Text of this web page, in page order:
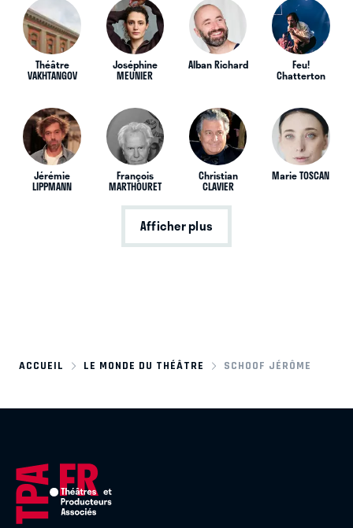
Théâtre
VAKHTANGOV
Joséphine
MEUNIER
Alban Richard Feu!
Chatterton
Jérémie
LIPPMANN
François
MARTHOURET
Christian
CLAVIER
Marie TOSCAN
Afficher plus
ACCUEIL LE MONDE DU THÉÂTRE SCHOOF JÉRÔME